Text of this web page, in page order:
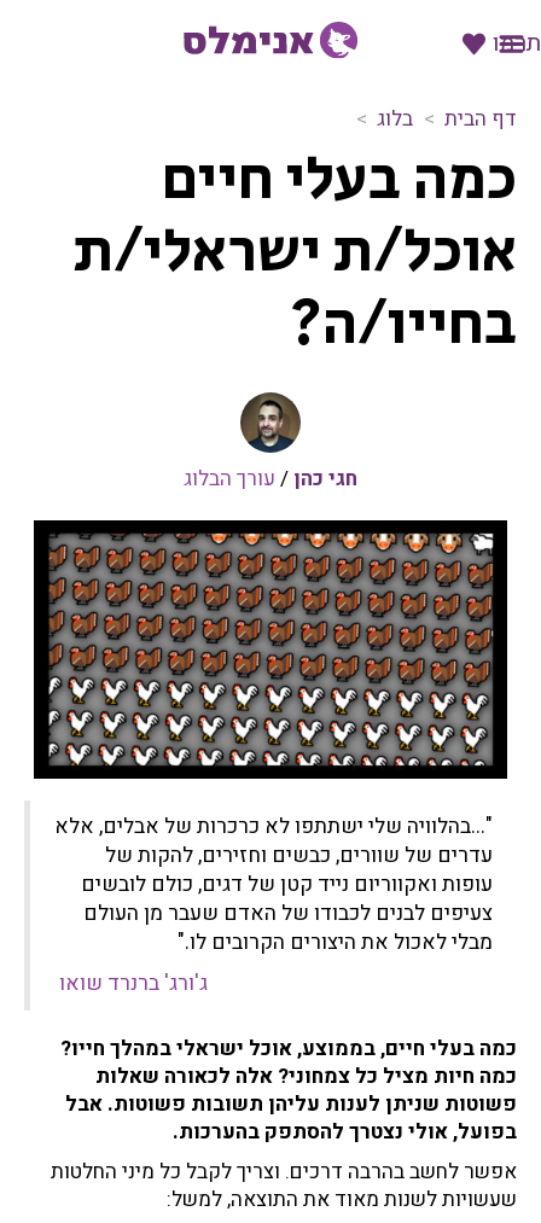
תרמו
דף הבית בלוג
מ
ה
ע
ל
י
ו
ל
/
ת
י
ש
ר
א
ל
י
/
ב
ח
י
י
ו
כמה בעלי חיים
אוכל/ת ישראלי/ת
בחייו/ה?
חגי כהן / עורך הבלוג
"...בהלוויה שלי ישתתפו לא כרכרות של אבלים, אלא
עדרים של שוורים, כבשים וחזירים, להקות של
עופות ואקווריום נייד קטן של דגים, כולם לובשים
צעיפים לבנים לכבודו של האדם שעבר מן העולם
מבלי לאכול את היצורים הקרובים לו."
ג'ורג' ברנרד שואו
כמה בעלי חיים, בממוצע, אוכל ישראלי במהלך חייו?
כמה חיות מציל כל צמחוני? אלה לכאורה שאלות
פשוטות שניתן לענות עליהן תשובות פשוטות. אבל
בפועל, אולי נצטרך להסתפק בהערכות.
אפשר לחשב בהרבה דרכים. וצריך לקבל כל מיני החלטות
שעשויות לשנות מאוד את התוצאה, למשל: